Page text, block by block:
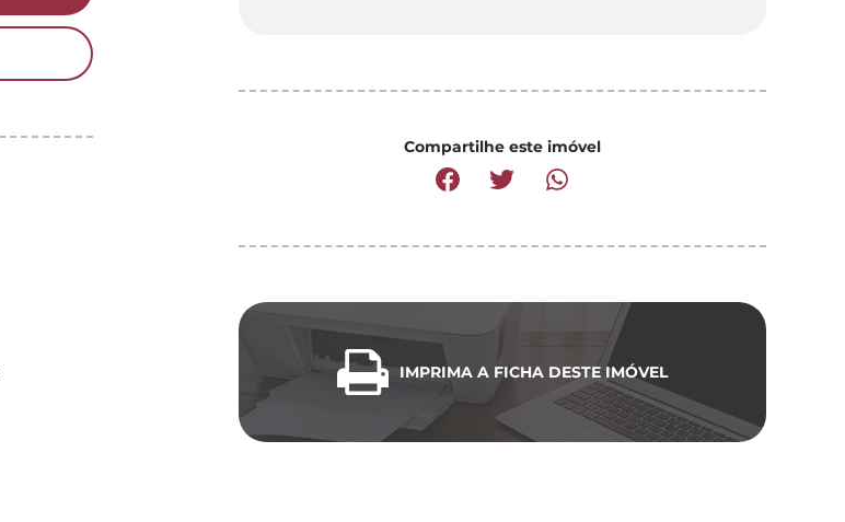
Compartilhe este imóvel
IMPRIMA A FICHA DESTE IMÓVEL